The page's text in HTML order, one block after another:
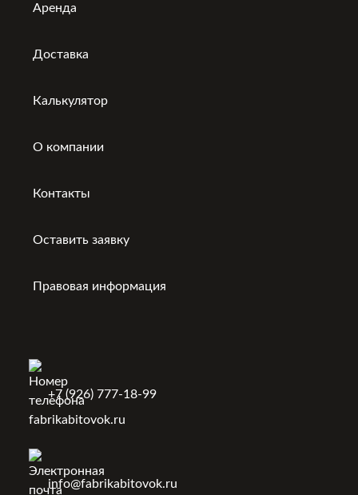
Аренда
Доставка
Калькулятор
О компании
Контакты
Оставить заявку
Правовая информация
+7 (926) 777-18-99
info@fabrikabitovok.ru